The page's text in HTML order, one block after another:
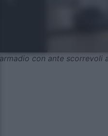
armadio con ante scorrevoli